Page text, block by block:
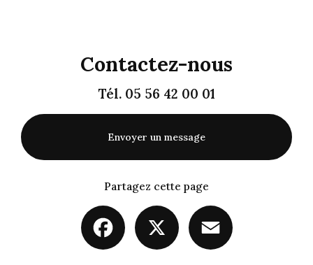
Contactez-nous
Tél. 05 56 42 00 01
Envoyer un message
Partagez cette page
Facebook